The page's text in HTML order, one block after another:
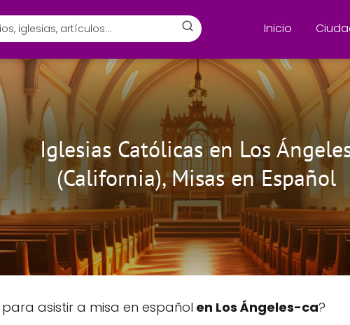
Inicio
Iglesias Católicas en Los
(California), Misas en Español
asistir a misa en español en Los Ángeles-ca?